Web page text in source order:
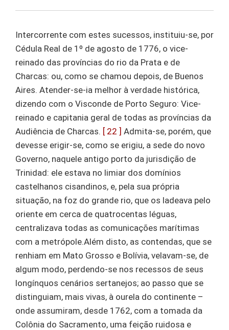
Intercorrente com estes sucessos, instituiu-se, por
Cédula Real de 1º de agosto de 1776, o vice-
reinado das províncias do rio da Prata e de
Charcas: ou, como se chamou depois, de Buenos
Aires. Atender-se-ia melhor à verdade histórica,
dizendo com o Visconde de Porto Seguro: Vice-
reinado e capitania geral de todas as províncias da
Audiência de Charcas. [ 22 ] Admita-se, porém, que
devesse erigir-se, como se erigiu, a sede do novo
Governo, naquele antigo porto da jurisdição de
Trinidad: ele estava no limiar dos domínios
castelhanos cisandinos, e, pela sua própria
situação, na foz do grande rio, que os ladeava pelo
oriente em cerca de quatrocentas léguas,
centralizava todas as comunicações marítimas
com a metrópole.Além disto, as contendas, que se
renhiam em Mato Grosso e Bolívia, velavam-se, de
algum modo, perdendo-se nos recessos de seus
longínquos cenários sertanejos; ao passo que se
distinguiam, mais vivas, à ourela do continente –
onde assumiram, desde 1762, com a tomada da
Colônia do Sacramento, uma feição ruidosa e